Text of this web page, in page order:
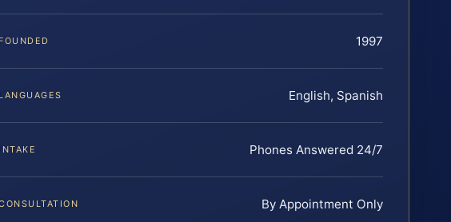
FOUNDED 1997
LANGUAGES English, Spanish
INTAKE Phones Answered 24/7
By Appointment Only